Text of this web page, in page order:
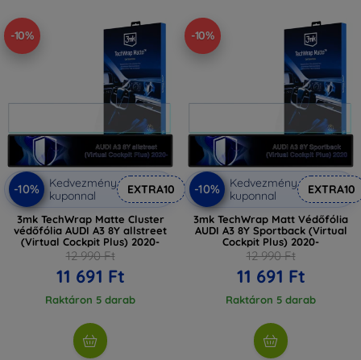
-10%
-10%
Kedvezmény
kuponnal
EXTRA10
3mk TechWrap Matte Cluster
védőfólia AUDI A3 8Y allstreet
(Virtual Cockpit Plus) 2020-
12 990 Ft
11 691 Ft
Raktáron 5 darab
-10%
-10%
Kedvezmény
kuponnal
EXTRA10
3mk TechWrap Matt Védőfólia
AUDI A3 8Y Sportback (Virtual
Cockpit Plus) 2020-
12 990 Ft
11 691 Ft
Raktáron 5 darab